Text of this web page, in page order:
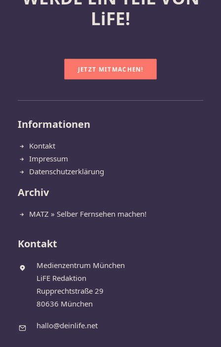
LiFE!
JETZT MITMACHEN!
Informationen
Kontakt
Impressum
Datenschutzerklärung
Archiv
MATZ » Selber Fernsehen machen!
Kontakt
Medienzentrum München
LiFE Redaktion
Rupprechtstraße 29
80636 München
hallo@deinlife.net